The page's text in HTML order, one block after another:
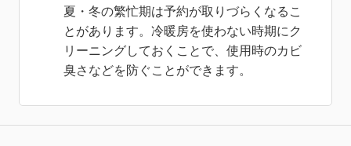
夏・冬の繁忙期は予約が取りづらくなるこ
とがあります。冷暖房を使わない時期にク
リーニングしておくことで、使用時のカビ
臭さなどを防ぐことができます。